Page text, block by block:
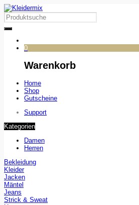
0
Warenkorb
Home
Shop
Gutscheine
Support
Kategorien
Damen
Herren
Bekleidung
Kleider
Jacken
Mäntel
Jeans
Strick & Sweat